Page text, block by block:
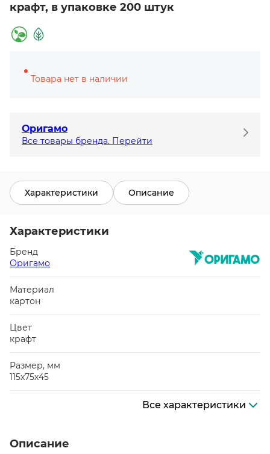
крафт, в упаковке 200 штук
Товара нет в наличии
Оригамо
Все товары бренда. Перейти
Характеристики Описание
Характеристики
Бренд
Оригамо
Материал
картон
Цвет
крафт
Размер, мм
115х75х45
Все характеристики
Описание